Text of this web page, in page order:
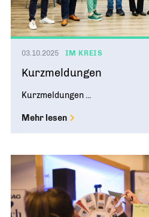
03.10.2025 IM KREIS
Kurzmeldungen
Kurzmeldungen ...
Mehr lesen